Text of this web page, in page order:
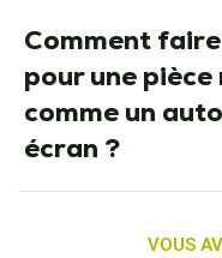
Comment
pour une
comme un
écran ?
VOUS